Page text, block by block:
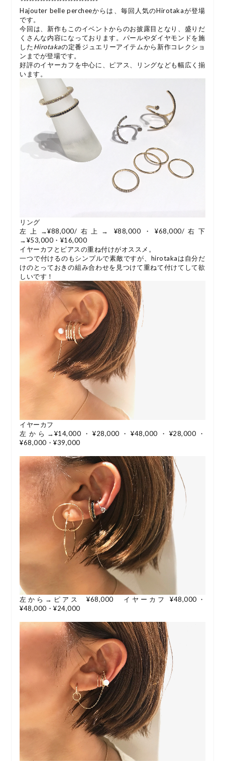
Hajouter belle percheeからは、毎回人気のHirotakaが登場
です。
今回は、新作もこのイベントからのお披露目となり、盛りだ
くさんな内容になっております。パールやダイヤモンドを施
したHirotakaの定番ジュエリーアイテムから新作コレクショ
ンまでが登場です。
好評のイヤーカフを中心に、ピアス、リングなども幅広く揃
います。
リング
左上→¥88,000/右上→ ¥88,000・¥68,000/右下
→¥53,000・¥16,000
イヤーカフとピアスの重ね付けがオススメ。
一つで付けるのもシンプルで素敵ですが、hirotakaは自分だ
けのとっておきの組み合わせを見つけて重ねて付けてして欲
しいです！
イヤーカフ
左から→¥14,000・¥28,000・¥48,000・¥28,000・
¥68,000・¥39,000
左から→ピアス ¥68,000 イヤーカフ ¥48,000・
¥48,000・¥24,000